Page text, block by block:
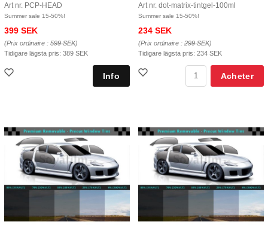
Art nr. PCP-HEAD
Summer sale 15-50%!
399 SEK
(Prix ordinaire : 599 SEK)
Tidigare lägsta pris: 389 SEK
Art nr. dot-matrix-tintgel-100ml
Summer sale 15-50%!
234 SEK
(Prix ordinaire : 299 SEK)
Tidigare lägsta pris: 234 SEK
Acheter